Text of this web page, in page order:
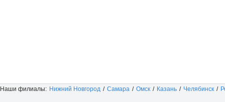
Наши филиалы: Нижний Новгород / Самара / Омск / Казань / Челябинск /